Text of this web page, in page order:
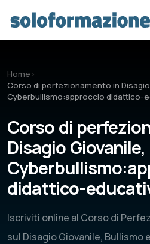
Home ›
Corso di perfezionamento in
Cyberbullismo:approccio didattico-
Corso di
Disagio
didattico-
Iscriviti online al Corso di
sul Disagio Giovanile, Bullismo e